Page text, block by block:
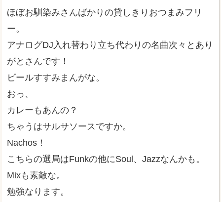
ほぼお馴染みさんばかりの貸しきりおつまみフリ
ー。
アナログDJ入れ替わり立ち代わりの名曲次々とあり
がとさんです！
ビールすすみまんがな。
おっ、
カレーもあんの？
ちゃうはサルサソースですか。
Nachos！
こちらの選局はFunkの他にSoul、Jazzなんかも。
Mixも素敵な。
勉強なります。